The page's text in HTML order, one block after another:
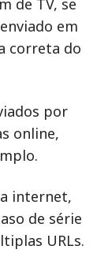
de TV, se
em
correta do
por
online,
internet,
de série
URLs.